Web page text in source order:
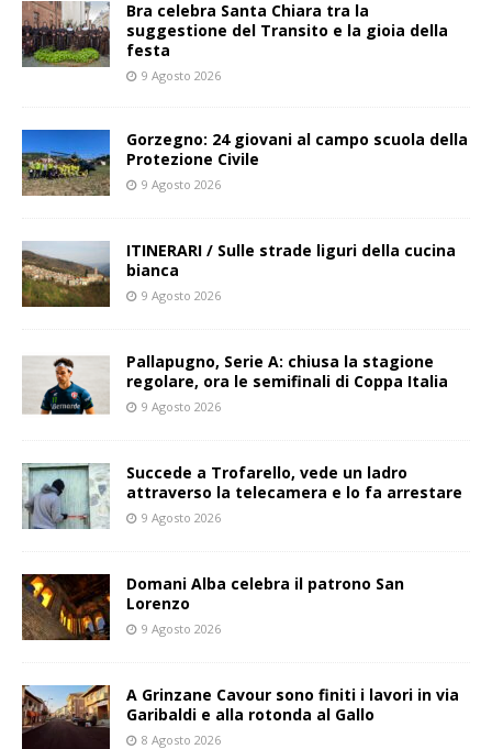
Bra celebra Santa Chiara tra la
suggestione del Transito e la gioia della
festa
9 Agosto 2026
Gorzegno: 24 giovani al campo scuola della
Protezione Civile
9 Agosto 2026
ITINERARI / Sulle strade liguri della cucina
bianca
9 Agosto 2026
Pallapugno, Serie A: chiusa la stagione
regolare, ora le semifinali di Coppa Italia
9 Agosto 2026
Succede a Trofarello, vede un ladro
attraverso la telecamera e lo fa arrestare
9 Agosto 2026
Domani Alba celebra il patrono San
Lorenzo
9 Agosto 2026
A Grinzane Cavour sono finiti i lavori in via
Garibaldi e alla rotonda al Gallo
8 Agosto 2026